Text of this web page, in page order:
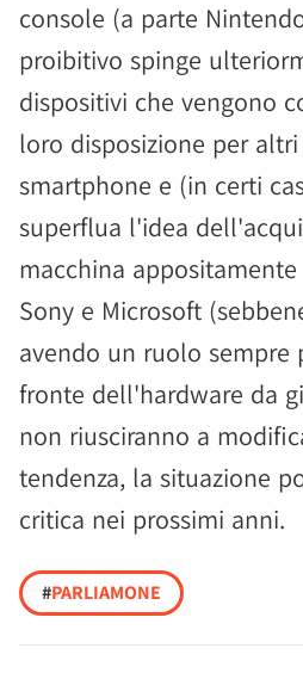
console (a parte
proibitivo spinge
dispositivi che vengono
loro disposizione per
smartphone e (in certi
superflua l'idea
macchina appositamente
Sony e Microsoft
avendo un ruolo sempre
fronte dell'hardware da
non riusciranno a
tendenza, la situazione
critica nei prossimi anni.
#PARLIAMONE